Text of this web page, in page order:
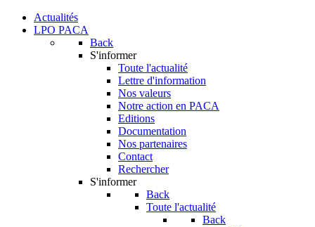
Actualités
LPO PACA
Back
S'informer
Toute l'actualité
Lettre d'information
Nos valeurs
Notre action en PACA
Editions
Documentation
Nos partenaires
Contact
Rechercher
S'informer
Back
Toute l'actualité
Back